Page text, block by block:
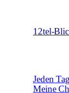
12tel-
Jeden
Meine